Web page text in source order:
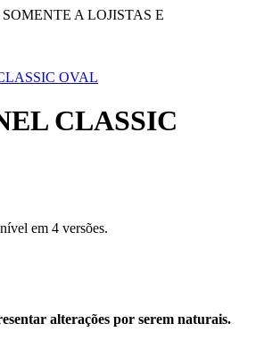
A LOJISTAS E
OVAL
CLASSIC
em 4 versões.
alterações por serem naturais.